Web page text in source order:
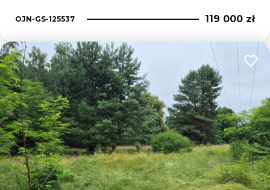
OJN-GS-125537 119 000 zł